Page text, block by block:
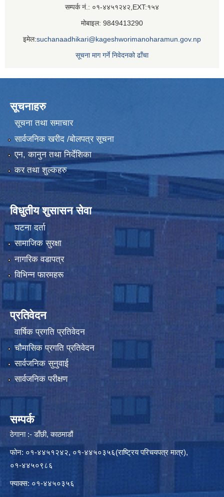
सम्पर्क नं.: ०१-४४५१२४२,EXT:१५४
मोबाइल: 9849413290
इमेल:suchanaadhikari@kageshworimanoharamun.gov.np
सूचना माग गर्ने निवेदनको ढाँचा
सूचनाहरु
सूचना तथा समाचार
सार्वजनिक खरीद /बोलपत्र सूचना
एन, कानुन तथा निर्देशिका
कर तथा शुल्कहरु
विधुतीय शुसासन सेवा
घटना दर्ता
सामाजिक सुरक्षा
नागरिक वडापत्र
विभिन्न फारमहरू
प्रतिवेदन
वार्षिक प्रगति प्रतिवेदन
चौमासिक प्रगति प्रतिवेदन
सार्वजनिक सुनुवाई
सार्वजनिक परीक्षण
सम्पर्क
ठेगाना :- डाँछी, काठमाडौं
फोन: ०१-४४५१२४२, ०१-४४५०३५६(राष्ट्रिय परिचयपत्र मात्र),
०१-४४५०९८६
फ्याक्स: ०१-४४५०३५६